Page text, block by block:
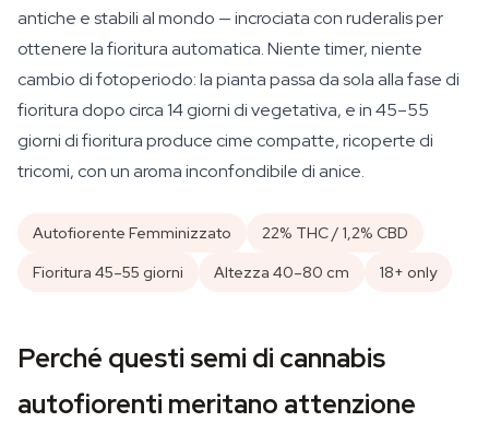
antiche e stabili al mondo — incrociata con ruderalis per
ottenere la fioritura automatica. Niente timer, niente
cambio di fotoperiodo: la pianta passa da sola alla fase di
fioritura dopo circa 14 giorni di vegetativa, e in 45–55
giorni di fioritura produce cime compatte, ricoperte di
tricomi, con un aroma inconfondibile di anice.
Autofiorente Femminizzato
22% THC / 1,2% CBD
Fioritura 45–55 giorni
Altezza 40–80 cm 18+ only
Perché questi semi di cannabis
autofiorenti meritano attenzione